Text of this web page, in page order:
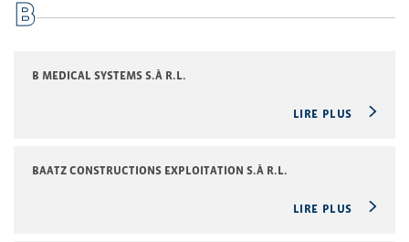
B
B MEDICAL SYSTEMS S.À R.L.
LIRE PLUS
BAATZ CONSTRUCTIONS EXPLOITATION S.À R.L.
LIRE PLUS